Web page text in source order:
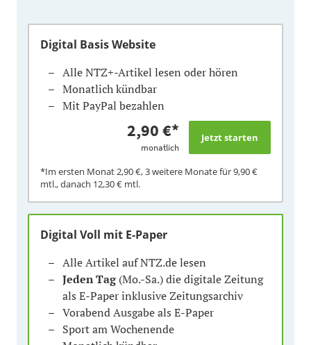
Digital Basis Website
Alle NTZ+-Artikel lesen oder hören
Monatlich kündbar
Mit PayPal bezahlen
2,90 €*
monatlich
*Im ersten Monat2,90 €, 3 weitere Monate für9,90 €
mtl., danach 12,30 € mtl.
Digital Voll mit E-Paper
Alle Artikel auf NTZ.de lesen
Jeden Tag(Mo.-Sa.) die digitale Zeitung
als E-Paper inklusive Zeitungsarchiv
Vorabend Ausgabe als E-Paper
Sport am Wochenende